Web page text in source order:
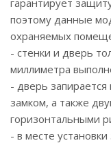
гарантирует
поэтому данные
охраняемых
- стенки и дверь
миллиметра
- дверь
замком, а также
горизонтальными
- в месте